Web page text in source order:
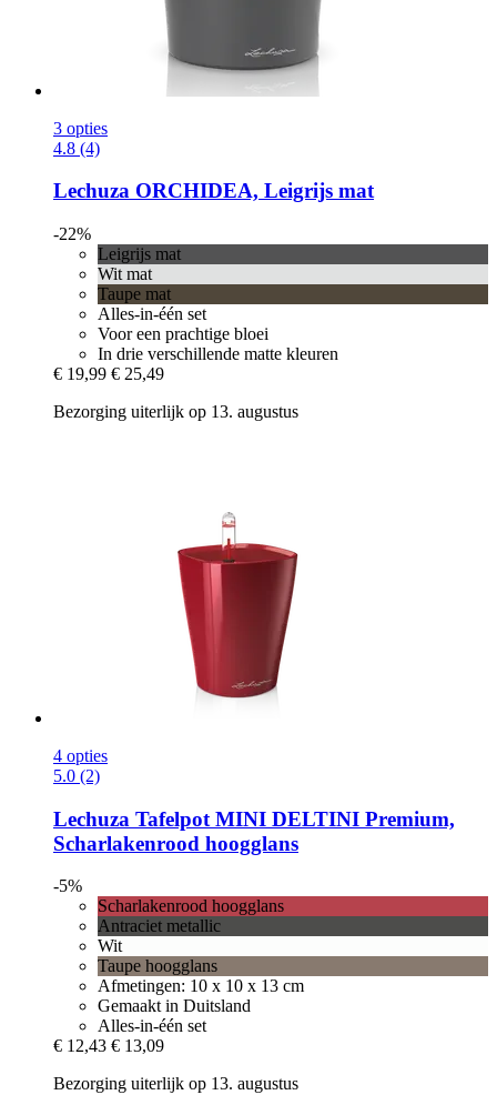
3 opties
4.8 (4)
Lechuza ORCHIDEA, Leigrijs mat
-22%
Leigrijs mat
Wit mat
Taupe mat
Alles-in-één set
Voor een prachtige bloei
In drie verschillende matte kleuren
€ 19,99 € 25,49
Bezorging uiterlijk op 13. augustus
4 opties
5.0 (2)
Lechuza Tafelpot MINI DELTINI Premium,
Scharlakenrood hoogglans
-5%
Scharlakenrood hoogglans
Antraciet metallic
Wit
Taupe hoogglans
Afmetingen: 10 x 10 x 13 cm
Gemaakt in Duitsland
Alles-in-één set
€ 12,43 € 13,09
Bezorging uiterlijk op 13. augustus